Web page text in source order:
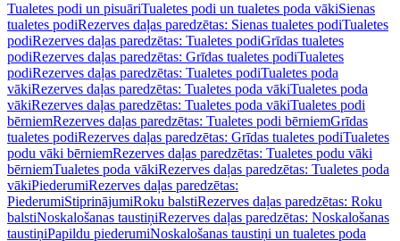
Tualetes podi un pisuāriTualetes podi un tualetes poda vākiSienas
tualetes podiRezerves daļas paredzētas: Sienas tualetes podiTualetes
podiRezerves daļas paredzētas: Tualetes podiGrīdas tualetes
podiRezerves daļas paredzētas: Grīdas tualetes podiTualetes
podiRezerves daļas paredzētas: Tualetes podiTualetes poda
vākiRezerves daļas paredzētas: Tualetes poda vākiTualetes poda
vākiRezerves daļas paredzētas: Tualetes poda vākiTualetes podi
bērniemRezerves daļas paredzētas: Tualetes podi bērniemGrīdas
tualetes podiRezerves daļas paredzētas: Grīdas tualetes podiTualetes
podu vāki bērniemRezerves daļas paredzētas: Tualetes podu vāki
bērniemTualetes poda vākiRezerves daļas paredzētas: Tualetes poda
vākiPiederumiRezerves daļas paredzētas:
PiederumiStiprinājumiRoku balstiRezerves daļas paredzētas: Roku
balstiNoskalošanas taustiņiRezerves daļas paredzētas: Noskalošanas
taustiņiPapildu piederumiNoskalošanas taustiņi un tualetes poda